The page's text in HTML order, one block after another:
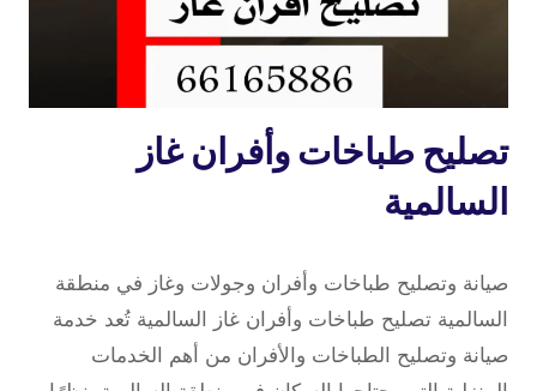
طباخات
تصليح طباخات وأفران غاز
السالمية
repaircookers
صيانة وتصليح طباخات وأفران وجولات وغاز في منطقة
السالمية تصليح طباخات وأفران غاز السالمية تُعد خدمة
صيانة وتصليح الطباخات والأفران من أهم الخدمات